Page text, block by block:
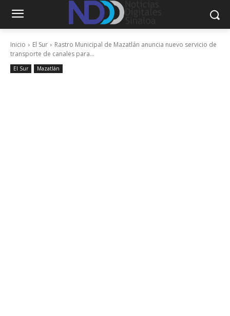
Inicio El Sur
Rastro Municipal de Mazatlán anuncia nuevo servicio de
transporte de canales para...
El Sur Mazatlán